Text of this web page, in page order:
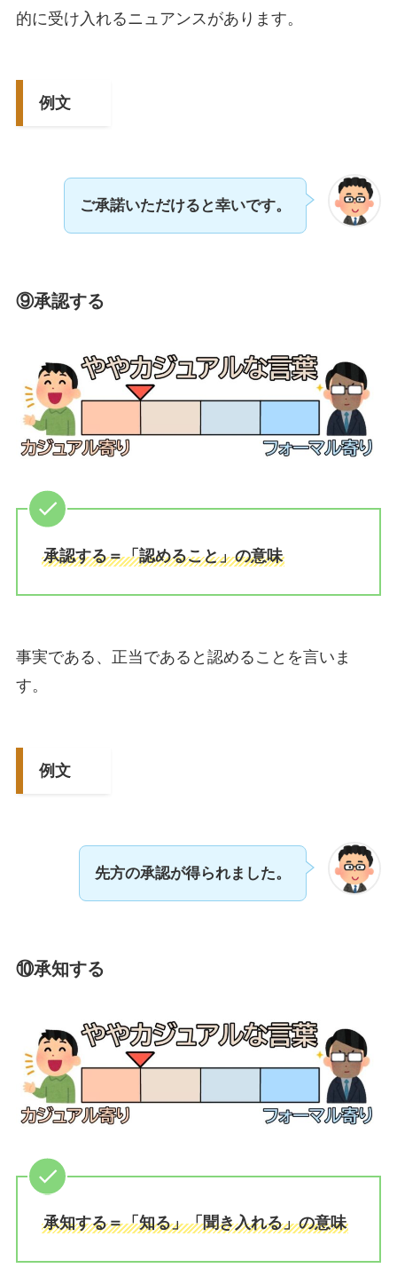
的に受け入れるニュアンスがあります。
例文
ご承諾いただけると幸いです。
⑨承認する
承認する＝「認めること」の意味
事実である、正当であると認めることを言いま
す。
例文
先方の承認が得られました。
⑩承知する
承知する＝「知る」「聞き入れる」の意味